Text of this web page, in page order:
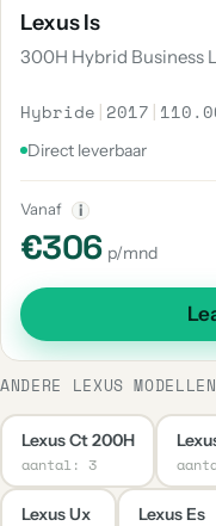
Lexus Is
300H Hybrid Business
Hybride | 2017 |
Direct leverbaar
Vanaf i
€306 p/mnd
ANDERE LEXUS MODELLEN
Lexus Ct 200H
aantal: 3
Lexus Ux Lexus Es